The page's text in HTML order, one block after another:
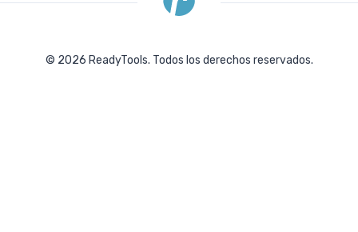
© 2026 ReadyTools. Todos los derechos reservados.